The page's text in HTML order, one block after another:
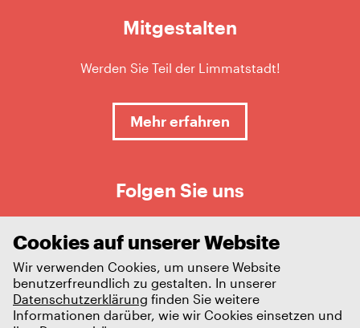
Mitgestalten
Werden Sie Teil der Limmatstadt!
Mehr erfahren
Folgen Sie uns
Cookies auf unserer Website
Wir verwenden Cookies, um unsere Website
benutzerfreundlich zu gestalten. In unserer
Datenschutzerklärung finden Sie weitere
Informationen darüber, wie wir Cookies einsetzen und